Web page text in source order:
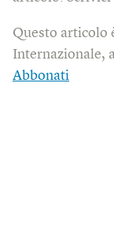
Questo articolo
Internazionale,
Abbonati